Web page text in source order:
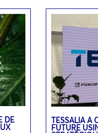
DE TESSALIA A
FUTURE